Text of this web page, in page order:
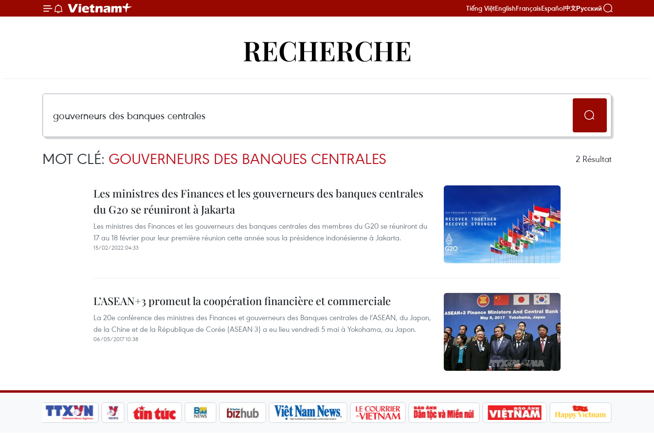
Tiếng ViệtEnglishFrançaisEspañol中文Русский
RECHERCHE
MOT CLÉ: GOUVERNEURS DES BANQUES CENTRALES 2 Résultat
Les ministres des Finances et les gouverneurs des banques centrales
du G20 se réuniront à Jakarta
Les ministres des Finances et les gouverneurs des banques centrales des membres du G20 se réuniront du
17 au 18 février pour leur première réunion cette année sous la présidence indonésienne à Jakarta.
15/02/2022 04:33
L’ASEAN+3 promeut la coopération financière et commerciale
La 20e conférence des ministres des Finances et gouverneurs des Banques centrales de l’ASEAN, du Japon,
de la Chine et de la République de Corée (ASEAN 3) a eu lieu vendredi 5 mai à Yokohama, au Japon.
06/05/2017 10:38